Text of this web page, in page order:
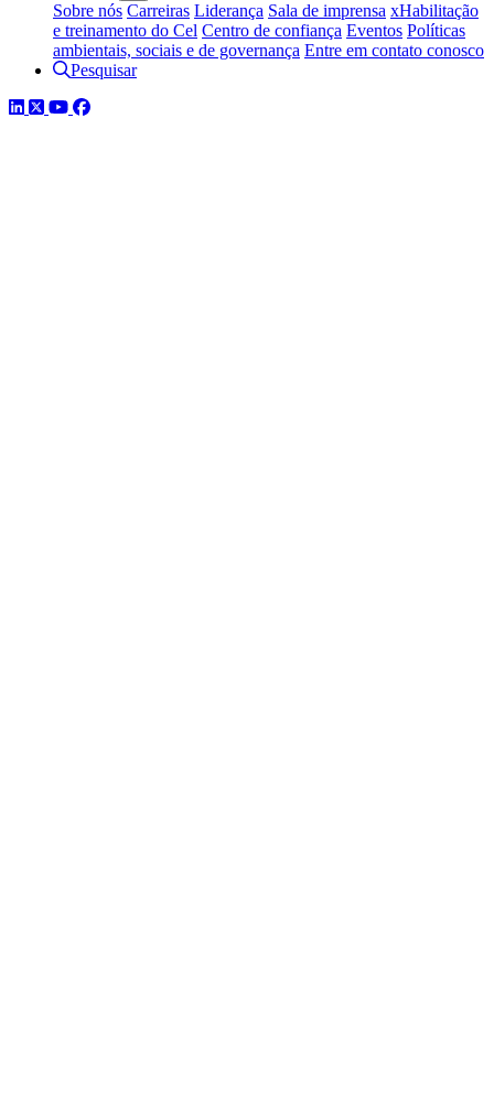
Sobre nós Carreiras Liderança Sala de imprensa xHabilitação
e treinamento do Cel Centro de confiança Eventos Políticas
ambientais, sociais e de governança Entre em contato conosco
Pesquisar
LinkedIn
TwitterYouTube
Facebook